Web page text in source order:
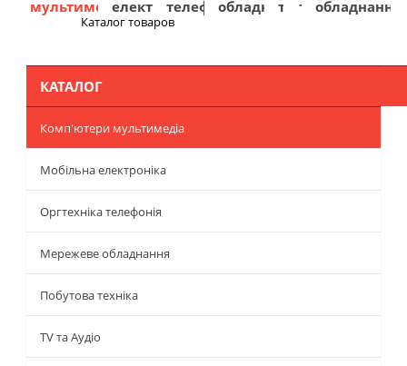
мультимедіаелектронікателефоніяобладнаннятехніка
та
та
та обладнання
Каталог товаров
КАТАЛОГ
Комп'ютери мультимедіа
Мобільна електроніка
Оргтехніка телефонія
Мережеве обладнання
Побутова техніка
TV та Аудіо